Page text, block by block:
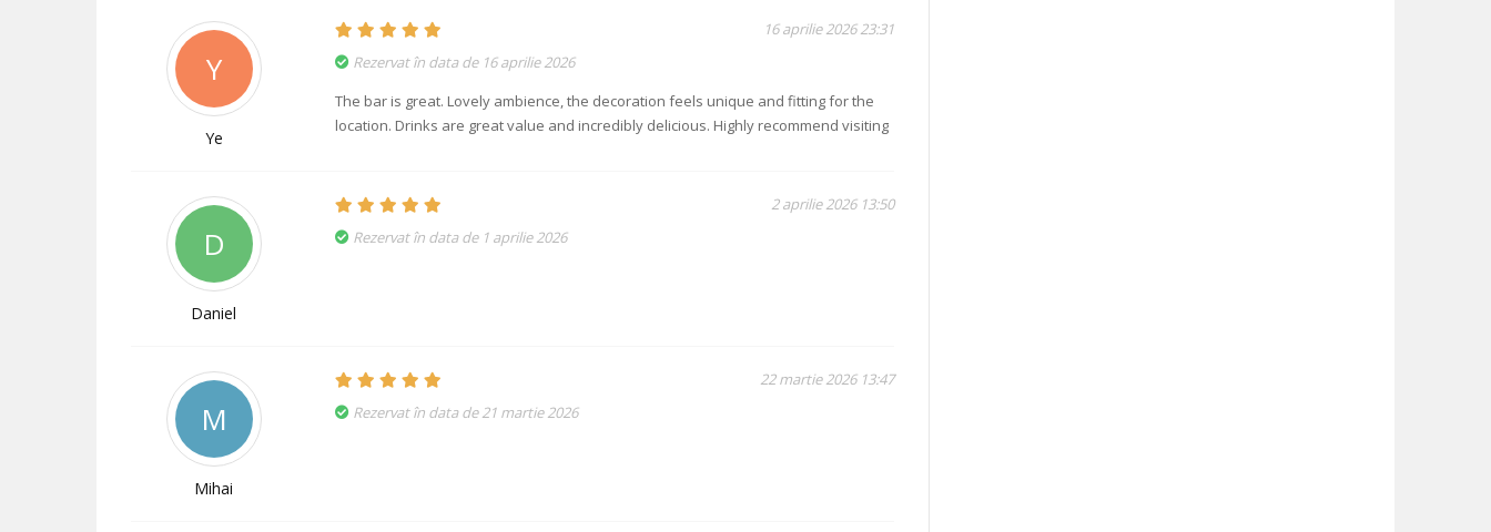
Y
Ye
16 aprilie 2026 23:31
Rezervat în data de 16 aprilie 2026
The bar is great. Lovely ambience, the decoration feels unique and fitting for the
location. Drinks are great value and incredibly delicious. Highly recommend visiting
D
Daniel
2 aprilie 2026 13:50
Rezervat în data de 1 aprilie 2026
M
Mihai
22 martie 2026 13:47
Rezervat în data de 21 martie 2026